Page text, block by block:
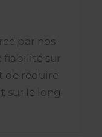
par nos
fiabilité sur
de réduire
sur le long